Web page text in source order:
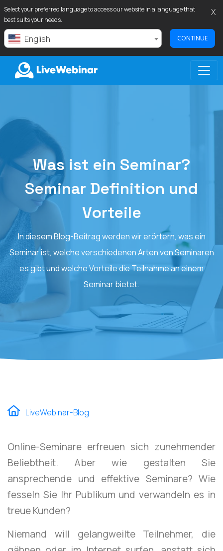
Select your preferred language to access our website in a language that
best suits your needs.
English CONTINUE
X
Was ist ein Seminar?
Seminar Definition und
Vorteile
In diesem Blog-Beitrag werden wir erörtern, was ein
Seminar ist, welche verschiedenen Arten von Seminaren
es gibt und welche Vorteile die Teilnahme an einem
Seminar bietet.
LiveWebinar-Blog
Online-Seminare erfreuen sich zunehmender
Beliebtheit. Aber wie gestalten Sie
ansprechende und effektive Seminare? Wie
fesseln Sie Ihr Publikum und verwandeln es in
treue Kunden?
Niemand will gelangweilte Teilnehmer, die